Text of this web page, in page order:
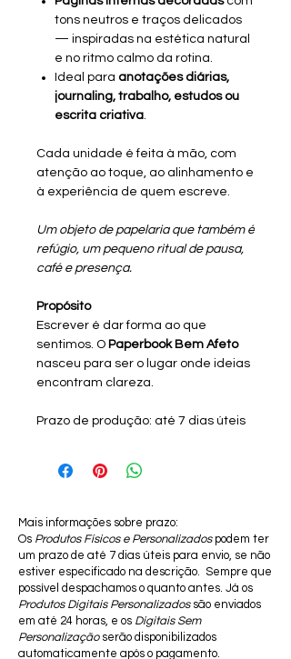
tons neutros e traços delicados
— inspiradas na estética natural
e no ritmo calmo da rotina.
Ideal para anotações diárias,
journaling, trabalho, estudos ou
escrita criativa.
Cada unidade é feita à mão, com
atenção ao toque, ao alinhamento e
à experiência de quem escreve.
Um objeto de papelaria que também é
refúgio, um pequeno ritual de pausa,
café e presença.
Propósito
Escrever é dar forma ao que
sentimos. O Paperbook Bem Afeto
nasceu para ser o lugar onde ideias
encontram clareza.
Prazo de produção: até 7 dias úteis
Mais informações sobre prazo:
Os Produtos Físicos e Personalizadospodem ter
um prazo de até 7 dias úteis para envio, se não
estiver especificado na descrição. Sempre que
possível despachamos o quanto antes. Já os
Produtos Digitais Personalizadossão enviados
em até 24 horas, e os Digitais Sem
Personalização serão disponibilizados
automaticamente após o pagamento.